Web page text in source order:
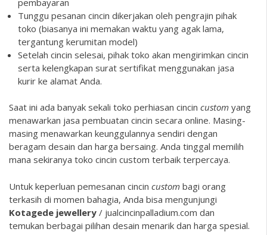
Tunggu pesanan cincin dikerjakan oleh pengrajin pihak
toko (biasanya ini memakan waktu yang agak lama,
tergantung kerumitan model)
Setelah cincin selesai, pihak toko akan mengirimkan cincin
serta kelengkapan surat sertifikat menggunakan jasa
kurir ke alamat Anda.
Saat ini ada banyak sekali toko perhiasan cincin custom yang
menawarkan jasa pembuatan cincin secara online. Masing-
masing menawarkan keunggulannya sendiri dengan
beragam desain dan harga bersaing. Anda tinggal memilih
mana sekiranya toko cincin custom terbaik terpercaya.
Untuk keperluan pemesanan cincin custom bagi orang
terkasih di momen bahagia, Anda bisa mengunjungi
Kotagede jewellery / jualcincinpalladium.com dan
temukan berbagai pilihan desain menarik dan harga spesial.